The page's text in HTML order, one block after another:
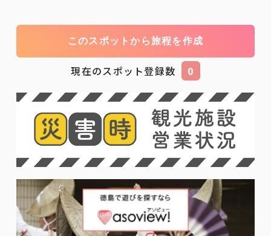
このスポットから旅程を作成
現在のスポット登録数 0